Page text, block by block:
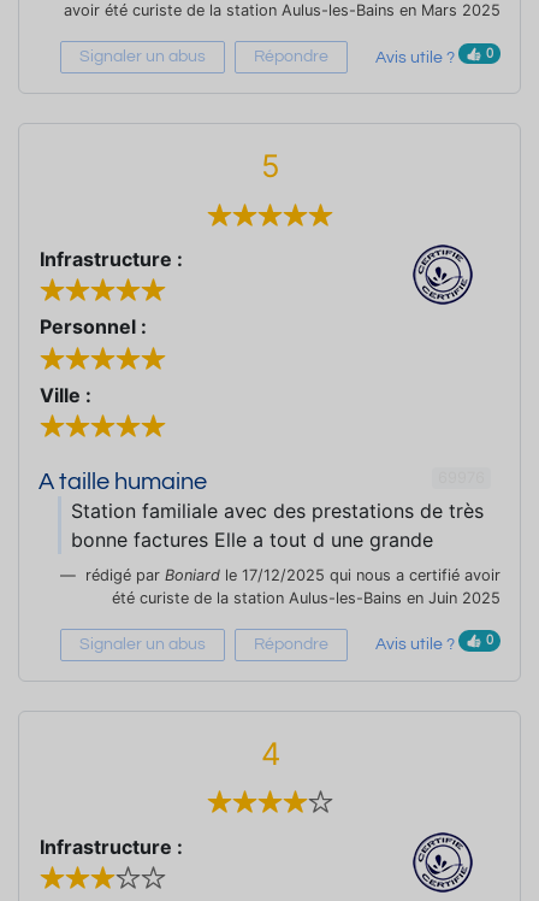
avoir été curiste de la station Aulus-les-Bains en Mars 2025
Signaler un abus Répondre Avis utile ? 0
5
Infrastructure :
Personnel :
Ville :
A taille humaine
Station familiale avec des prestations de très
bonne factures Elle a tout d une grande
rédigé par Boniard le 17/12/2025 qui nous a certifié avoir
été curiste de la station Aulus-les-Bains en Juin 2025
Signaler un abus Répondre Avis utile ? 0
4
Infrastructure :